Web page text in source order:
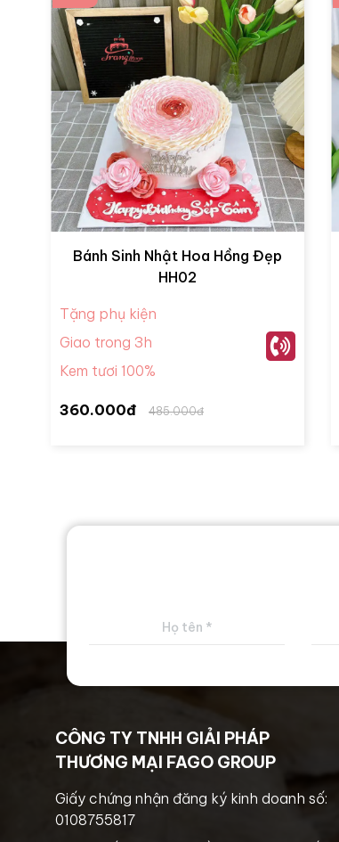
Bánh Sinh Nhật Hoa Hồng Đẹp
HH02
Tặng phụ kiện
Giao trong 3h
Kem tươi 100%
360.000đ 485.000đ
CÔNG TY TNHH GIẢI PHÁP
THƯƠNG MẠI FAGO GROUP
Giấy chứng nhận đăng ký kinh doanh số:
0108755817